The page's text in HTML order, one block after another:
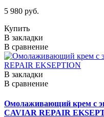
5 980 руб.
Купить
В закладки
В сравнение
В закладки
В сравнение
Омолаживающий крем с
CAVIAR REPAIR